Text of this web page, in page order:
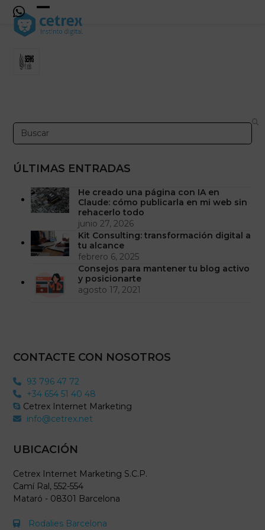
Skip
content
Open
mobile
Close
mobile
Search
ÚLTIMAS ENTRADAS
He creado una página con IA en
Claude: cómo publicarla en mi web sin
rehacerlo todo
junio 27, 2026
Kit Consulting: transformación digital a
tu alcance
febrero 6, 2025
Consejos para mantener tu blog activo
y posicionarte
agosto 17, 2021
CONTACTE CON NOSOTROS
93 796 47 72
+34 654 51 40 48
Cetrex Internet Marketing
info@cetrex.net
UBICACIÓN
Cetrex Internet Marketing S.C.P.
Camí Ral, 552-554
Mataró - 08301 Barcelona
Rodalies Barcelona